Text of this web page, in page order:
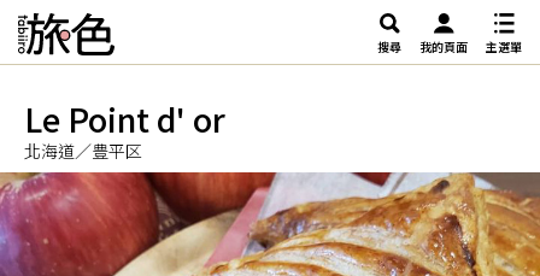
搜尋 我的頁面 主選單
Le Point d' or
北海道／豊平区